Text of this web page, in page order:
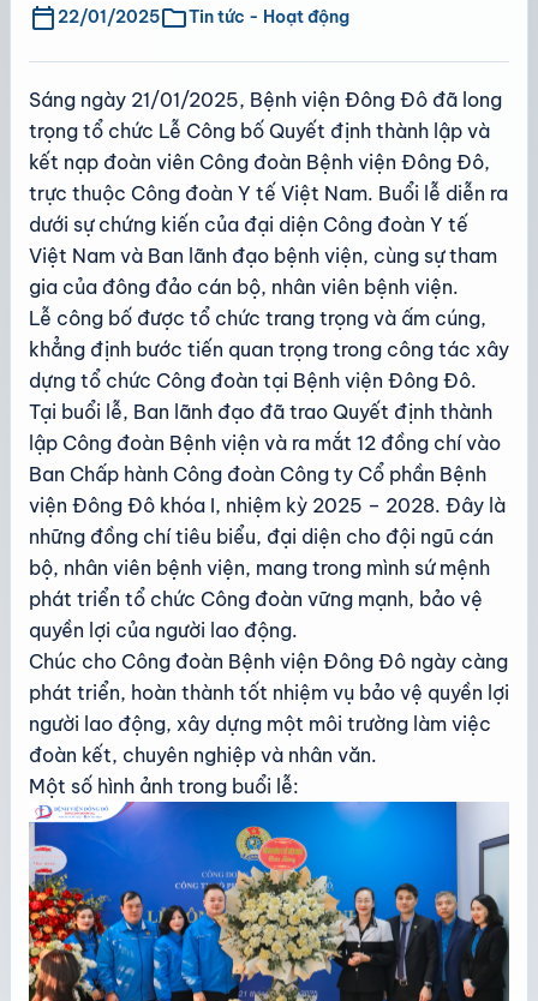
calendar_today 22/01/2025folderTin tức - Hoạt động
Sáng ngày 21/01/2025, Bệnh viện Đông Đô đã long
trọng tổ chức Lễ Công bố Quyết định thành lập và
kết nạp đoàn viên Công đoàn Bệnh viện Đông Đô,
trực thuộc Công đoàn Y tế Việt Nam. Buổi lễ diễn ra
dưới sự chứng kiến của đại diện Công đoàn Y tế
Việt Nam và Ban lãnh đạo bệnh viện, cùng sự tham
gia của đông đảo cán bộ, nhân viên bệnh viện.
Lễ công bố được tổ chức trang trọng và ấm cúng,
khẳng định bước tiến quan trọng trong công tác xây
dựng tổ chức Công đoàn tại Bệnh viện Đông Đô.
Tại buổi lễ, Ban lãnh đạo đã trao Quyết định thành
lập Công đoàn Bệnh viện và ra mắt 12 đồng chí vào
Ban Chấp hành Công đoàn Công ty Cổ phần Bệnh
viện Đông Đô khóa I, nhiệm kỳ 2025 – 2028. Đây là
những đồng chí tiêu biểu, đại diện cho đội ngũ cán
bộ, nhân viên bệnh viện, mang trong mình sứ mệnh
phát triển tổ chức Công đoàn vững mạnh, bảo vệ
quyền lợi của người lao động.
Chúc cho Công đoàn Bệnh viện Đông Đô ngày càng
phát triển, hoàn thành tốt nhiệm vụ bảo vệ quyền lợi
người lao động, xây dựng một môi trường làm việc
đoàn kết, chuyên nghiệp và nhân văn.
Một số hình ảnh trong buổi lễ: